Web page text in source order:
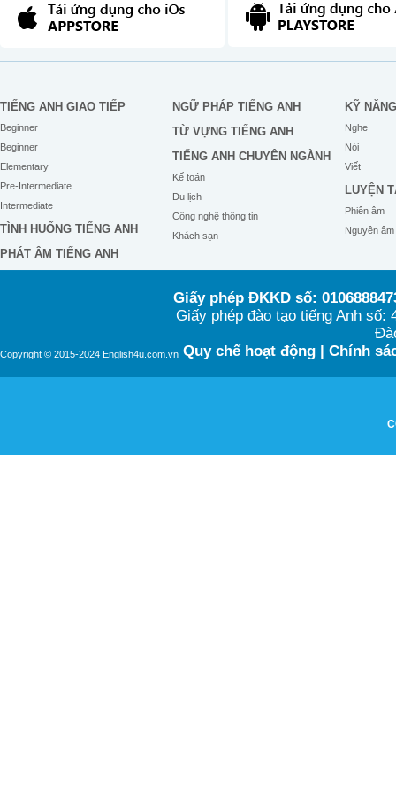
TIẾNG ANH GIAO TIẾP
Beginner
Beginner
Elementary
Pre-Intermediate
Intermediate
TÌNH HUỐNG TIẾNG ANH
PHÁT ÂM TIẾNG ANH
NGỮ PHÁP TIẾNG ANH
TỪ VỰNG TIẾNG ANH
TIẾNG ANH CHUYÊN NGÀNH
Kế toán
Du lịch
Công nghệ thông tin
Khách sạn
KỸ NĂNG
Nghe
Nói
Viết
LUYỆN
Phiên âm
Nguyên âm
Copyright © 2015-2024 English4u.com.vn
Giấy phép ĐKKD số:
Giấy phép đào tạo tiếng Anh
Quy chế hoạt động| Chính